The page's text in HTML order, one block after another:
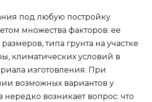
под любую постройку
множества факторов: ее
типа грунта на участке
климатических условий в
изготовления. При
возможных вариантов у
нередко возникает вопрос: что